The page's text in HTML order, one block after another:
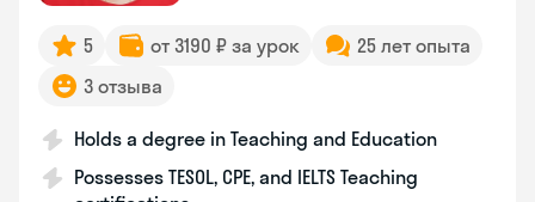
5 от 3190 ₽ за урок
25 лет опыта
3 отзыва
Holds a degree in Teaching and Education
Possesses TESOL, CPE, and IELTS Teaching